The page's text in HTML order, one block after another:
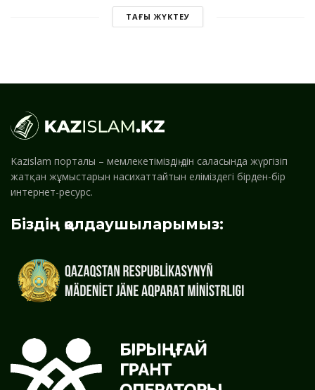
ТАҒЫ ЖҮКТЕУ
Kazislam порталы – мемлекетіміздің дін саласында жүргізіп
жатқан жұмыстарын насихаттайтын еліміздегі бірден-бір
интернет-ресурс.
Біздің қолдаушыларымыз: